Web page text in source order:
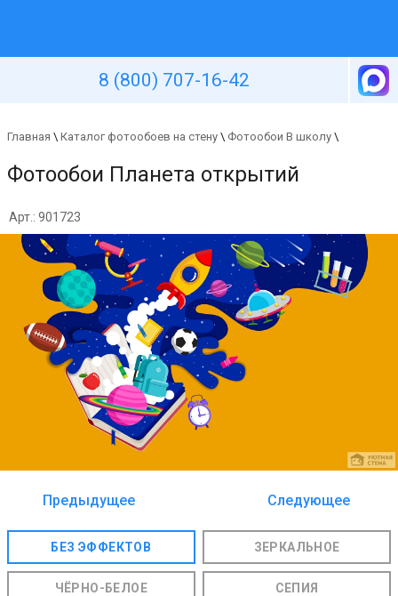
8 (800) 707-16-42
Главная \ Каталог фотообоев на стену \ Фотообои В школу \
Фотообои Планета открытий
Арт.: 901723
Предыдущее
Следующее
БЕЗ ЭФФЕКТОВ ЗЕРКАЛЬНОЕ
ЧЁРНО-БЕЛОЕ СЕПИЯ